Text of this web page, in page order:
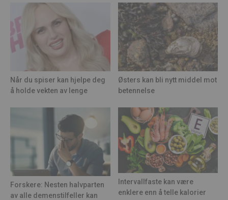
Når du spiser kan hjelpe deg
å holde vekten av lenge
Østers kan bli nytt middel mot
betennelse
Forskere: Nesten halvparten
av alle demenstilfeller kan
Intervallfaste kan være
enklere enn å telle kalorier